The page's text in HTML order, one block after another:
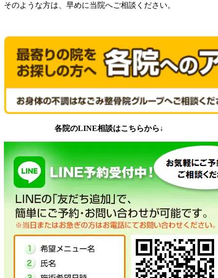
そのような方は、早めに当院へご相談ください。
各院のLINE相談はこちらから↓